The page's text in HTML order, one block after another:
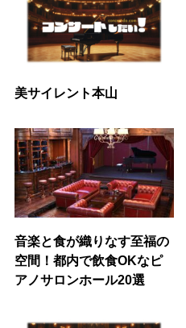
美サイレント本山
音楽と食が織りなす至福の
空間！都内で飲食OKなピ
アノサロンホール20選